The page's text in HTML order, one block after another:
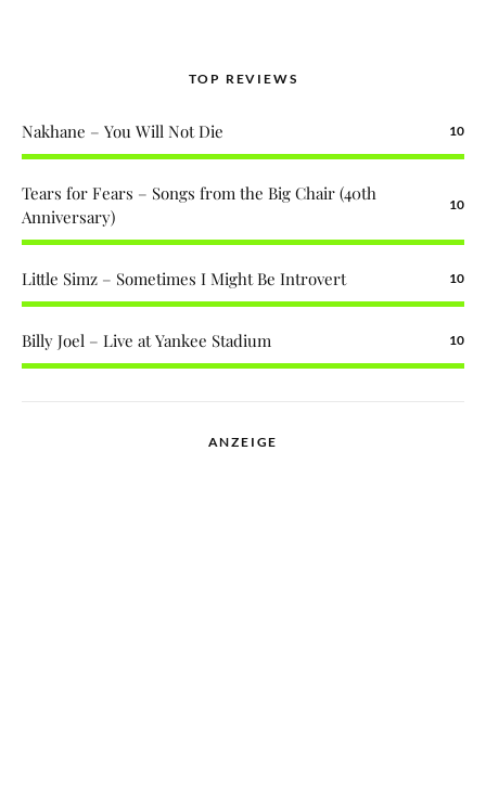
TOP REVIEWS
Nakhane – You Will Not Die 10
Tears for Fears – Songs from the Big Chair (40th
Anniversary)
10
Little Simz – Sometimes I Might Be Introvert 10
Billy Joel – Live at Yankee Stadium 10
ANZEIGE